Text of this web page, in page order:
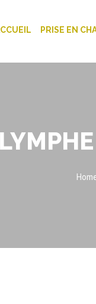
PRISE EN